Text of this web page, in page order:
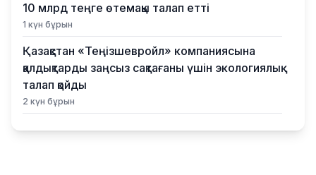
10 млрд теңге өтемақы талап етті
1 күн бұрын
Қазақстан «Теңізшевройл» компаниясына
қалдықтарды заңсыз сақтағаны үшін экологиялық
талап қойды
2 күн бұрын
Жүлде қоры 10,5 миллион теңге: Алматыда